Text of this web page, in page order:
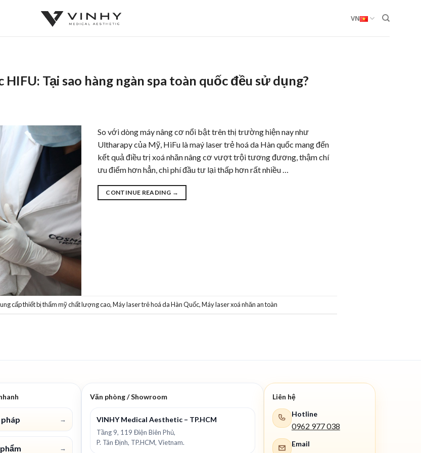
VN
Tại sao hàng ngàn spa toàn quốc đều sử dụng?
So với dòng máy nâng cơ nổi bật trên thị trường hiện nay như
Ultharapy của Mỹ, HiFu là maý laser trẻ hoá da Hàn quốc mang đến
kết quả điều trị xoá nhăn nâng cơ vượt trội tương đương, thậm chí
ưu điểm hơn hẳn, chi phí đầu tư lại thấp hơn rất nhiều …
CONTINUE READING →
cấp thiết bị thẩm mỹ chất lượng cao,Máy laser trẻ hoá da Hàn Quốc,Máy laser xoá nhăn an toàn
pháp →
→
Văn phòng / Showroom
VINHY Medical Aesthetic – TP.HCM
Tầng 9, 119 Điện Biên Phủ,
P. Tân Định, TP.HCM, Vietnam.
Liên hệ
Hotline
0962 977 038
Email